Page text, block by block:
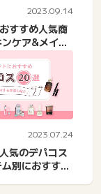
2023.09.14
すすめ人気商
ケア&メイク
2023.07.24
気のデパコス
別におすすめ